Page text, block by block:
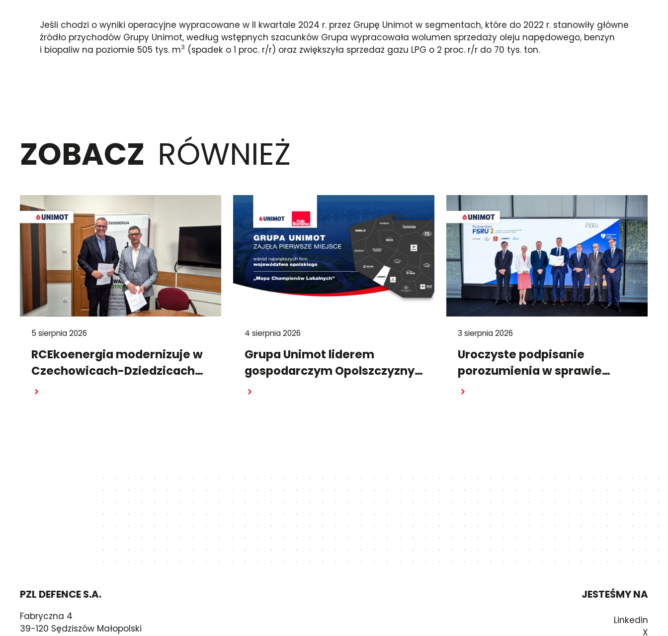
Jeśli chodzi o wyniki operacyjne wypracowane w II kwartale 2024 r. przez Grupę Unimot w segmentach, które do 2022 r. stanowiły główne
źródło przychodów Grupy Unimot, według wstępnych szacunków Grupa wypracowała wolumen sprzedaży oleju napędowego, benzyn
i biopaliw na poziomie 505 tys. m3 (spadek o 1 proc. r/r) oraz zwiększyła sprzedaż gazu LPG o 2 proc. r/r do 70 tys. ton.
ZOBACZ RÓWNIEŻ
5 sierpnia 2026
RCEkoenergia modernizuje w
Czechowicach-Dziedzicach
system wytwarzania energii
4 sierpnia 2026
Grupa Unimot liderem
gospodarczym Opolszczyzny
w raporcie "Pulsu Biznesu"
3 sierpnia 2026
Uroczyste podpisanie
porozumienia w sprawie
FSRU-2. UNIMOT częścią
PZL DEFENCE S.A.
Fabryczna 4
39-120 Sędziszów Małopolski
JESTEŚMY NA
Linkedin
X